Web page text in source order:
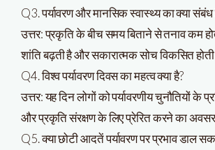
Q3. पर्यावरण और मानसिक स्वास्थ्य का क्या संबंध
उत्तर: प्रकृति के बीच समय बिताने से तनाव कम
शांति बढ़ती है और सकारात्मक सोच विकसित
Q4. विश्व पर्यावरण दिवस का महत्व क्या है?
उत्तर: यह दिन लोगों को पर्यावरणीय चुनौतियों
और प्रकृति संरक्षण के लिए प्रेरित करने का
Q5. क्या छोटी आदतें पर्यावरण पर प्रभाव डाल